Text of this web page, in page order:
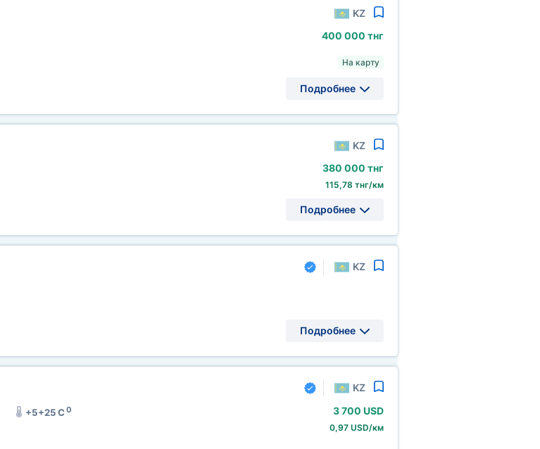
KZ
400 000 тнг
На карту
Подробнее
KZ
380 000 тнг
115,78 тнг/км
Подробнее
KZ
Подробнее
KZ
+5+25 C0 3 700 USD
0,97 USD/км